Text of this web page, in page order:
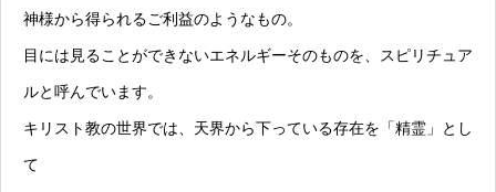
神様から得られるご利益のようなもの。
目には見ることができないエネルギーそのものを、スピリチュア
ルと呼んでいます。
キリスト教の世界では、天界から下っている存在を「精霊」とし
て